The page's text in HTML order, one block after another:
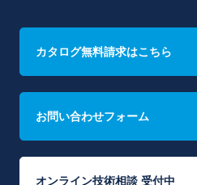
カタログ無料請求はこちら
お問い合わせフォーム
オンライン技術相談 受付中